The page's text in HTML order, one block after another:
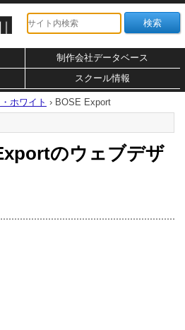
制作会社データベース
スクール情報
ホワイト › BOSE Export
のウェブデザ